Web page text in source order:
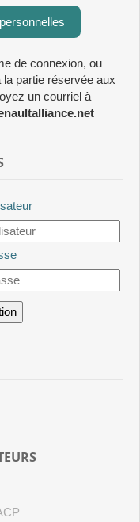
de connexion, ou
partie réservée aux
un courriel à